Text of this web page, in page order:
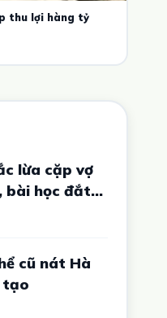
thu lợi hàng tỷ
lừa cặp vợ
bài học đắt
tư đất nền
cũ nát Hà
tạo